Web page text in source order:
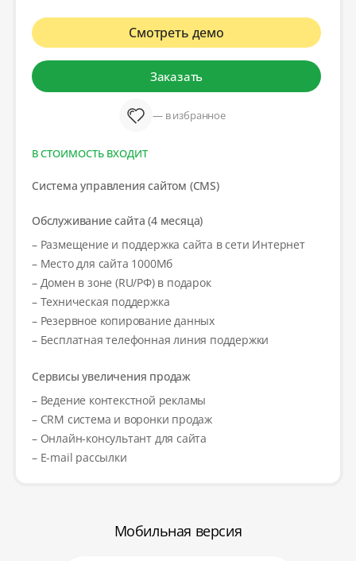
Смотреть демо
Заказать
— в избранное
В СТОИМОСТЬ ВХОДИТ
Система управления сайтом (CMS)
Обслуживание сайта (4 месяца)
– Размещение и поддержка сайта в сети Интернет
– Место для сайта 1000Мб
– Домен в зоне (RU/РФ) в подарок
– Техническая поддержка
– Резервное копирование данных
– Бесплатная телефонная линия поддержки
Сервисы увеличения продаж
– Ведение контекстной рекламы
– CRM система и воронки продаж
– Онлайн-консультант для сайта
– E-mail рассылки
Мобильная версия